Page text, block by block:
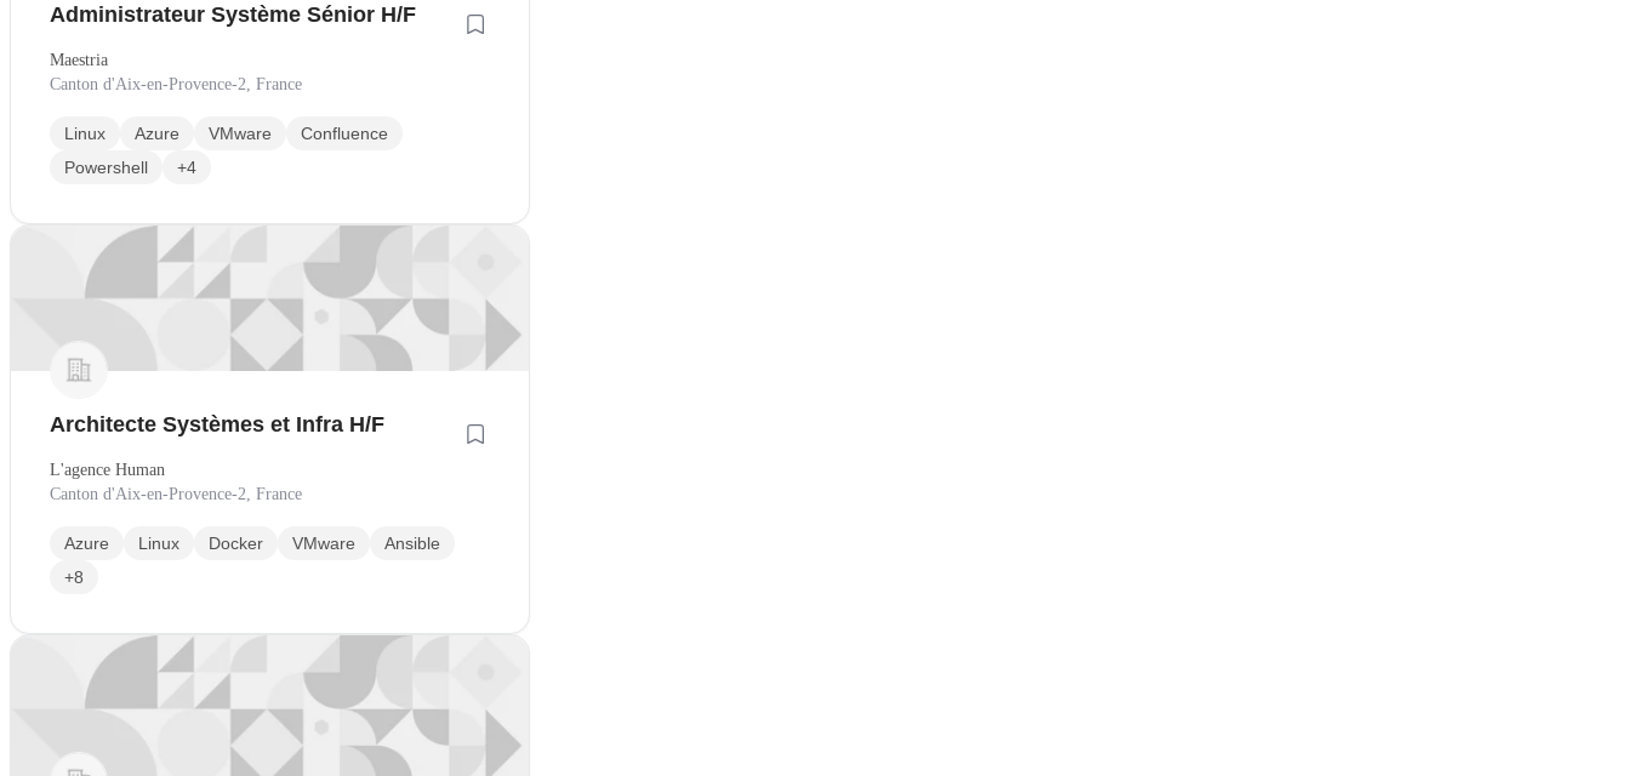
Administrateur Système Sénior H/F
Maestria
Canton d'Aix-en-Provence-2, France
Linux Azure VMware
Confluence
Powershell
+4
Architecte Systèmes et Infra H/F
L'agence Human
Canton d'Aix-en-Provence-2, France
Azure Linux Docker VMware
Ansible
+8